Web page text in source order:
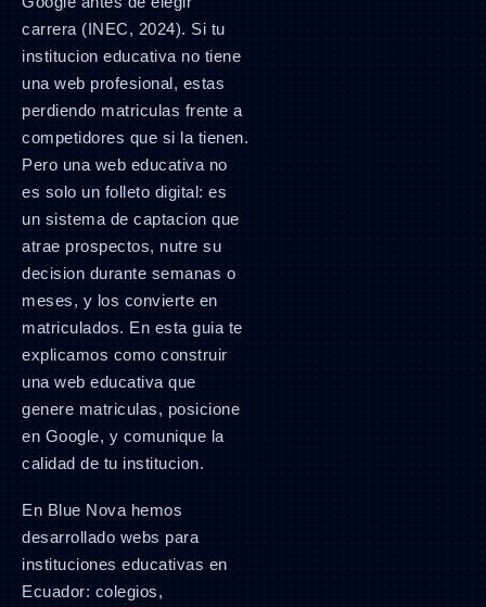
carrera (INEC, 2024). Si tu
institucion educativa no tiene
una web profesional, estas
perdiendo matriculas frente a
competidores que si la tienen.
Pero una web educativa no
es solo un folleto digital: es
un sistema de captacion que
atrae prospectos, nutre su
decision durante semanas o
meses, y los convierte en
matriculados. En esta guia te
explicamos como construir
una web educativa que
genere matriculas, posicione
en Google, y comunique la
calidad de tu institucion.
En Blue Nova hemos
desarrollado webs para
instituciones educativas en
Ecuador: colegios,